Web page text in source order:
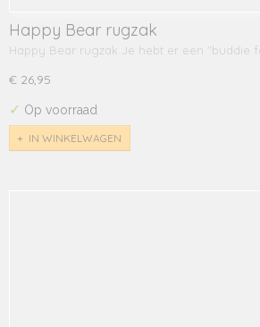
Happy Bear rugzak
Happy Bear rugzak Je hebt er een "buddie
€ 26,95
✓ Op voorraad
IN WINKELWAGEN